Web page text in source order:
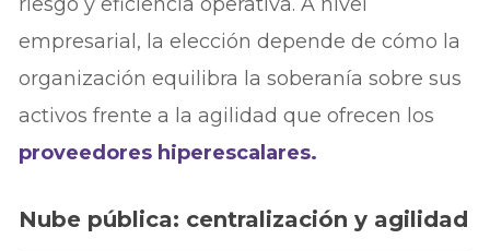
empresarial, la elección depende de cómo la
organización equilibra la soberanía sobre sus
activos frente a la agilidad que ofrecen los
proveedores hiperescalares.
Nube pública: centralización y agilidad